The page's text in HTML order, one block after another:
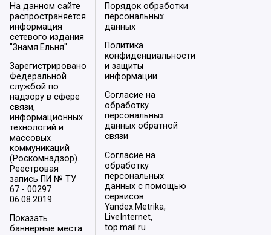
На данном сайте
распространяется
информация
сетевого издания
"Знамя.Ельня".
Зарегистрировано
Федеральной
службой по
надзору в сфере
связи,
информационных
технологий и
массовых
коммуникаций
(Роскомнадзор).
Реестровая
запись ПИ № ТУ
67 - 00297
06.08.2019
Показать
баннерные места
Порядок обработки
персональных
данных
Политика
конфиденциальности
и защиты
информации
Согласие на
обработку
персональных
данных обратной
связи
Согласие на
обработку
персональных
данных с помощью
сервисов
Yandex.Metrika,
LiveInternet,
top.mail.ru